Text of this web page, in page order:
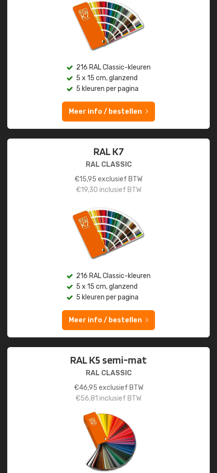
216 RAL Classic-kleuren
5 x 15 cm, glanzend
5 kleuren per pagina
Meer info / bestellen
RAL K7
RAL CLASSIC
€15,95 exclusief BTW
€19,30 inclusief BTW
216 RAL Classic-kleuren
5 x 15 cm, glanzend
5 kleuren per pagina
Meer info / bestellen
RAL K5 semi-mat
RAL CLASSIC
€46,95 exclusief BTW
€56,81 inclusief BTW